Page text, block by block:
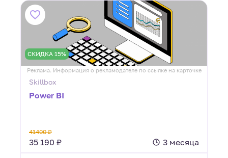
СКИДКА 15%
Реклама. Информация о рекламодателе по ссылке на карточке
Skillbox
Power BI
41400 ₽
35 190 ₽ 3 месяца